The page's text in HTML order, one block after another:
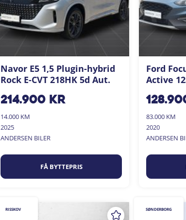
Navor E5 1,5 Plugin-hybrid
Rock E-CVT 218HK 5d Aut.
214.900kr
14.000 KM
2025
ANDERSEN BILER
FÅ BYTTEPRIS
Ford
Active
83.000 KM
2020
ANDERSEN
RISSKOV SØNDERBORG